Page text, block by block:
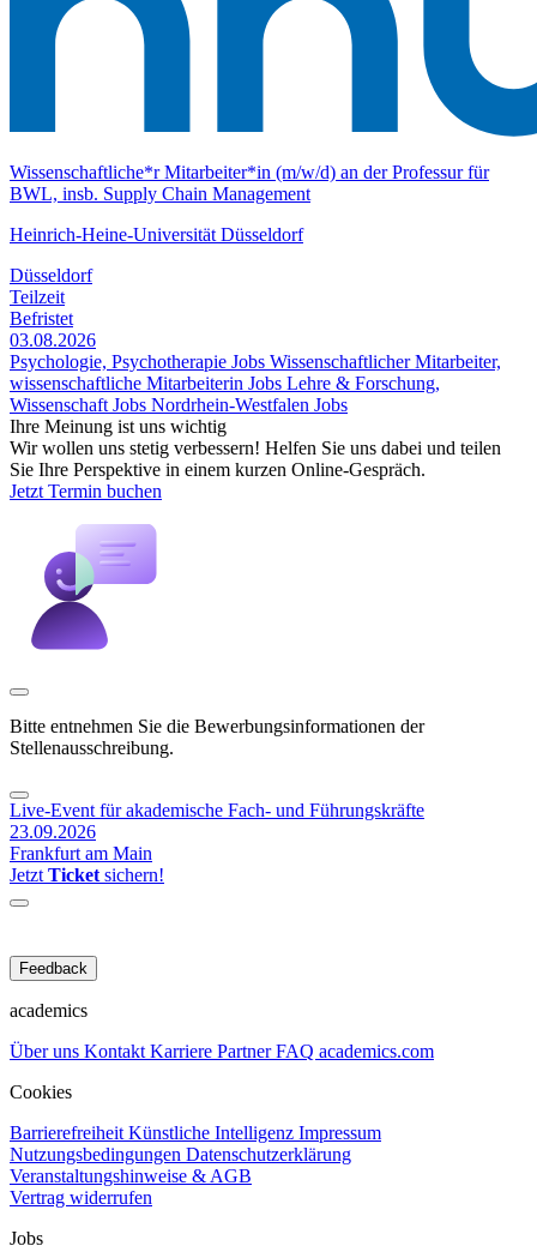
Wissenschaftliche*r Mitarbeiter*in (m/w/d) an der Professur für
BWL, insb. Supply Chain Management
Heinrich-Heine-Universität Düsseldorf
Düsseldorf
Teilzeit
Befristet
03.08.2026
Psychologie, Psychotherapie Jobs Wissenschaftlicher Mitarbeiter,
wissenschaftliche Mitarbeiterin Jobs Lehre & Forschung,
Wissenschaft Jobs Nordrhein-Westfalen Jobs
Ihre Meinung ist uns wichtig
Wir wollen uns stetig verbessern! Helfen Sie uns dabei und teilen
Sie Ihre Perspektive in einem kurzen Online-Gespräch.
Jetzt Termin buchen
Bitte entnehmen Sie die Bewerbungsinformationen der
Stellenausschreibung.
Live-Event für akademische Fach- und Führungskräfte
23.09.2026
Frankfurt am Main
Jetzt Ticket sichern!
Feedback
academics
Über uns Kontakt Karriere PartnerFAQ academics.com
Cookies
Barrierefreiheit Künstliche Intelligenz Impressum
Nutzungsbedingungen Datenschutzerklärung
Veranstaltungshinweise & AGB
Vertrag widerrufen
Jobs